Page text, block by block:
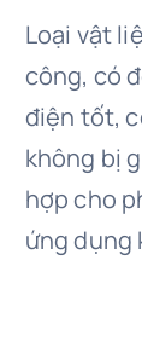
Loại vật
công, có
điện tốt,
không bị
hợp cho
ứng dụng